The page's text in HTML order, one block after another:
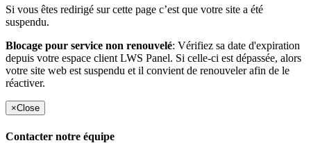
Si vous êtes redirigé sur cette page c’est que votre site a été
suspendu.
Blocage pour service non renouvelé: Vérifiez sa date d'expiration
depuis votre espace client LWS Panel. Si celle-ci est dépassée, alors
votre site web est suspendu et il convient de renouveler afin de le
réactiver.
×Close
Contacter notre équipe